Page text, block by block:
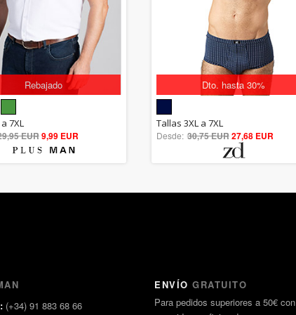
Rebajado
5.00
out of 5
7XL
EUR9,99 EUR
Dto. hasta 30%
5.00
out of 5
Tallas 3XL a 7XL
Desde: 30,75 EUR27,68 EUR
(+34) 91 883 68 66
ENVÍO GRATUITO
Para pedidos superiores a 50€ con